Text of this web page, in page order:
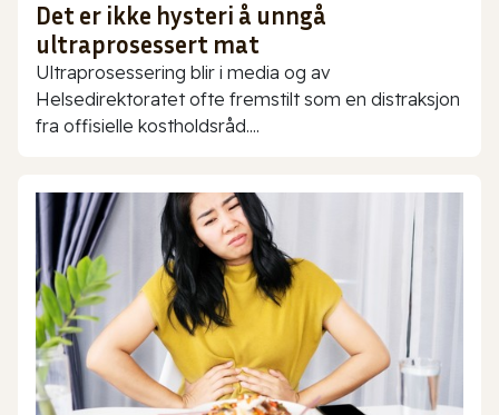
Det er ikke hysteri å unngå
ultraprosessert mat
Ultraprosessering blir i media og av
Helsedirektoratet ofte fremstilt som en distraksjon
fra offisielle kostholdsråd....